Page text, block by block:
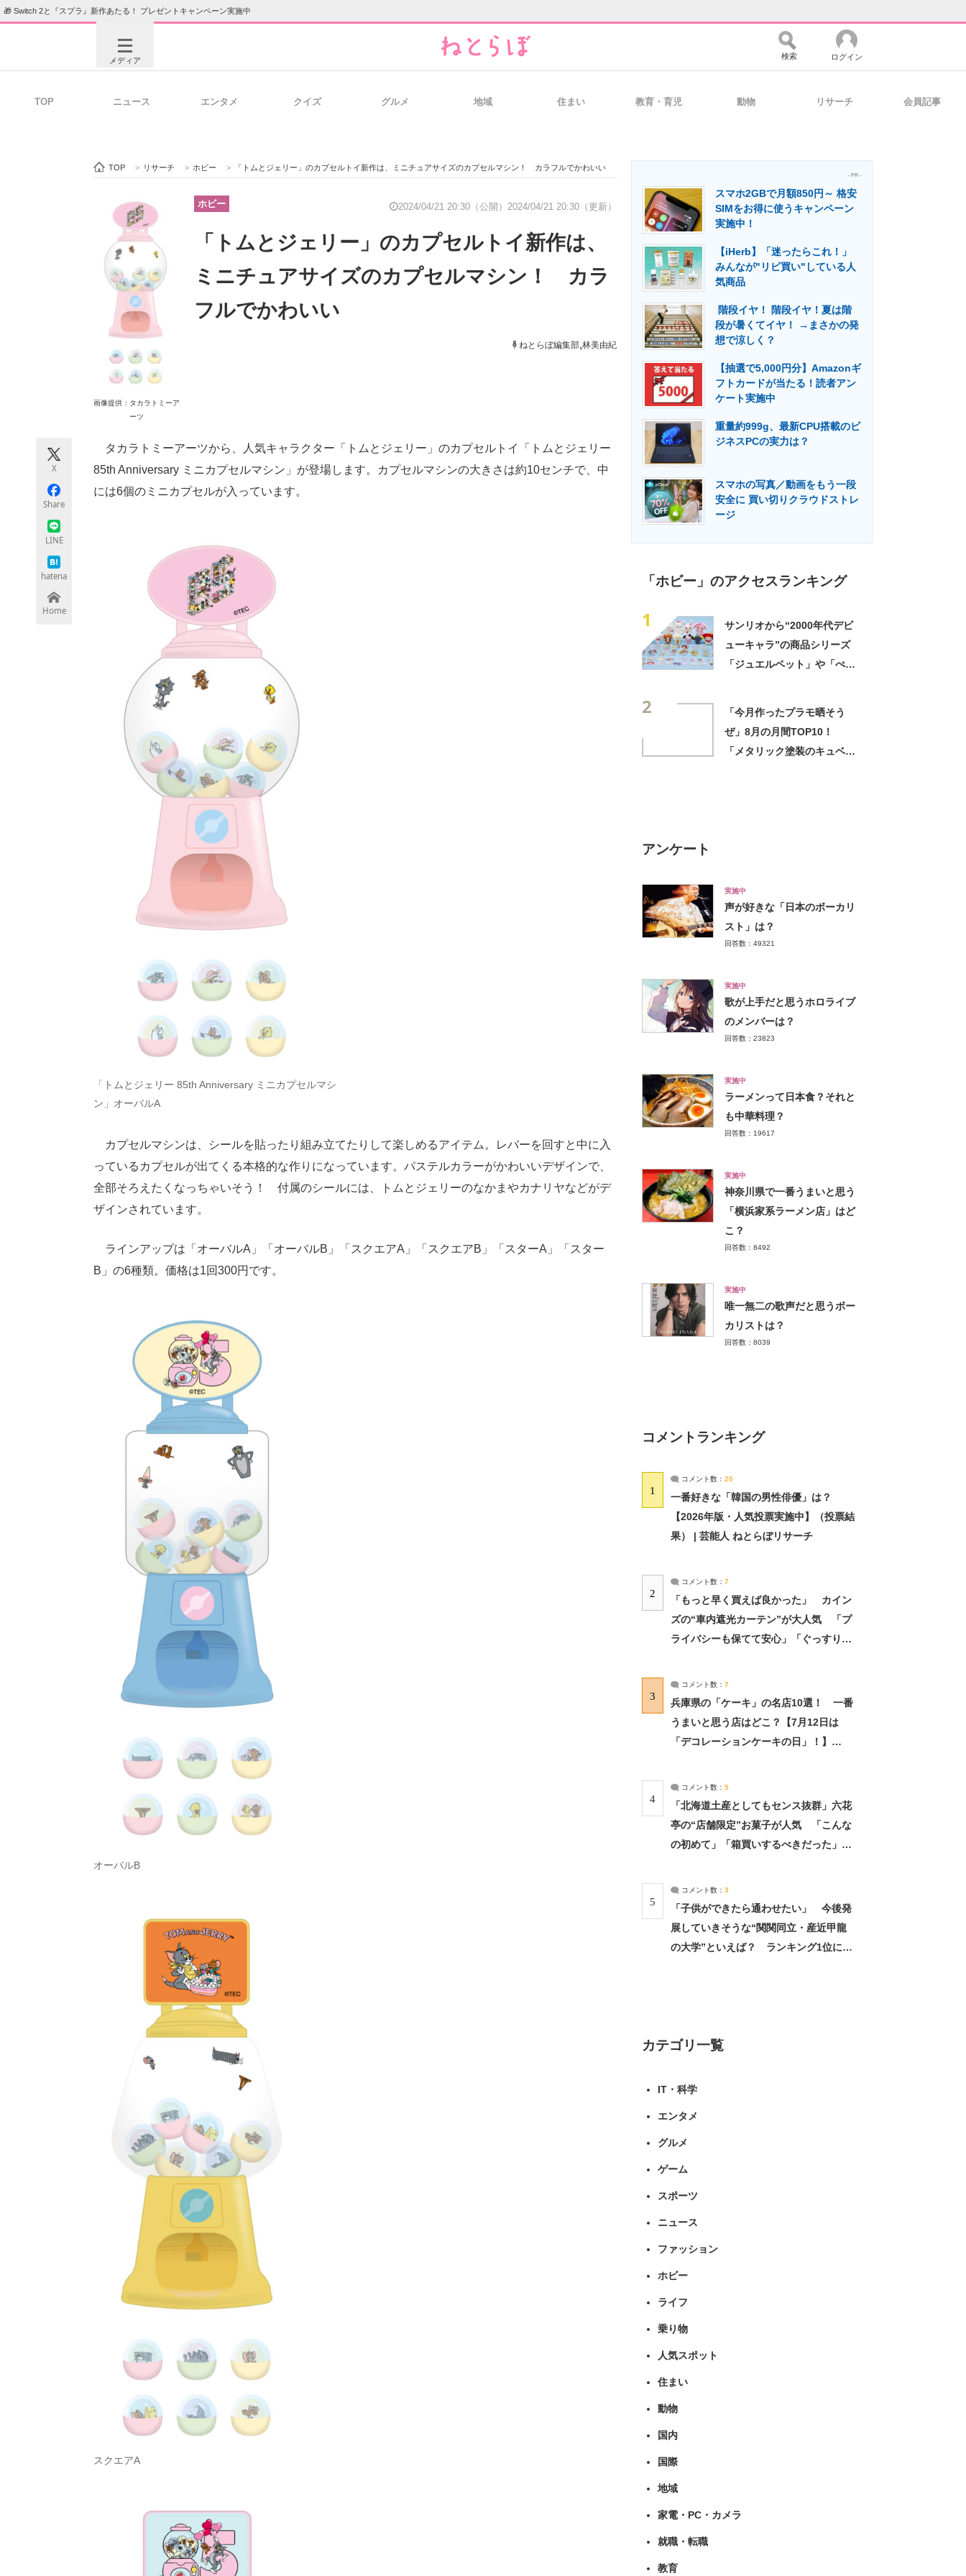
🎁 Switch 2と『スプラ』新作あたる！ プレゼントキャンペーン実施中
メディア
ビジネスと働き方のヒント 経営リーダーのコミュニティ マーケ×ITの今がよく分かる
製造業のIT導入・活用を支援
モノづくり技術者専門サイト エネルギーの専門メディア 建設×テクノロジーの最前線
ちょっと気になるネットの話題
検索 ログイン
TOP ニュース エンタメ クイズ グルメ 地域 住まい 教育・育児 動物 リサーチ 会員記事
TOP > リサーチ > ホビー > 「トムとジェリー」のカプセルトイ新作は、ミニチュアサイズのカプセルマシン！ カラフルでかわいい
画像提供：タカラトミーア
ーツ
ホビー 2024/04/21 20:30（公開） 2024/04/21 20:30（更新）
「トムとジェリー」のカプセルトイ新作は、
ミニチュアサイズのカプセルマシン！ カラ
フルでかわいい
ねとらぼ編集部,林美由紀
X
Share
LINE
hatena
Home
タカラトミーアーツから、人気キャラクター「トムとジェリー」のカプセルトイ「トムとジェリー
85th Anniversary ミニカプセルマシン」が登場します。カプセルマシンの大きさは約10センチで、中
には6個のミニカプセルが入っています。
「トムとジェリー 85th Anniversary ミニカプセルマシ
ン」オーバルA
カプセルマシンは、シールを貼ったり組み立てたりして楽しめるアイテム。レバーを回すと中に入
っているカプセルが出てくる本格的な作りになっています。パステルカラーがかわいいデザインで、
全部そろえたくなっちゃいそう！ 付属のシールには、トムとジェリーのなかまやカナリヤなどがデ
ザインされています。
ラインアップは「オーバルA」「オーバルB」「スクエアA」「スクエアB」「スターA」「スター
B」の6種類。価格は1回300円です。
オーバルB
スクエアA
- PR -
スマホ2GBで月額850円～ 格安
SIMをお得に使うキャンペーン
実施中！
【iHerb】「迷ったらこれ！」
みんなが"リピ買い"している人
気商品
階段イヤ！ 階段イヤ！夏は階
段が暑くてイヤ！ →まさかの発
想で涼しく？
【抽選で5,000円分】Amazonギ
フトカードが当たる！読者アン
ケート実施中
重量約999g、最新CPU搭載のビ
ジネスPCの実力は？
スマホの写真／動画をもう一段
安全に 買い切りクラウドストレ
ージ
「ホビー」のアクセスランキング
1
サンリオから“2000年代デビ
ューキャラ”の商品シリーズ
「ジュエルペット」や「ぺた
2
「今月作ったプラモ晒そう
ぜ」8月の月間TOP10！
「メタリック塗装のキュベレ
アンケート
実施中
声が好きな「日本のボーカリ
スト」は？
回答数：49321
実施中
歌が上手だと思うホロライブ
のメンバーは？
回答数：23823
実施中
ラーメンって日本食？それと
も中華料理？
回答数：19617
実施中
神奈川県で一番うまいと思う
「横浜家系ラーメン店」はど
こ？
回答数：8492
実施中
唯一無二の歌声だと思うボー
カリストは？
回答数：8039
コメントランキング
1
コメント数： 20
一番好きな「韓国の男性俳優」は？
【2026年版・人気投票実施中】（投票結
果） | 芸能人 ねとらぼリサーチ
2
コメント数： 7
「もっと早く買えば良かった」 カイン
ズの“車内遮光カーテン”が大人気 「プ
ライバシーも保てて安心」「ぐっすり眠
3
コメント数： 7
兵庫県の「ケーキ」の名店10選！ 一番
うまいと思う店はどこ？【7月12日は
「デコレーションケーキの日」！】
4
コメント数： 5
「北海道土産としてもセンス抜群」六花
亭の“店舗限定”お菓子が人気 「こんな
の初めて」「箱買いするべきだった」
5
コメント数： 3
「子供ができたら通わせたい」 今後発
展していきそうな“関関同立・産近甲龍
の大学”といえば？ ランキング1位に学
カテゴリ一覧
IT・科学
エンタメ
グルメ
ゲーム
スポーツ
ニュース
ファッション
ホビー
ライフ
乗り物
人気スポット
住まい
動物
国内
国際
地域
家電・PC・カメラ
就職・転職
教育